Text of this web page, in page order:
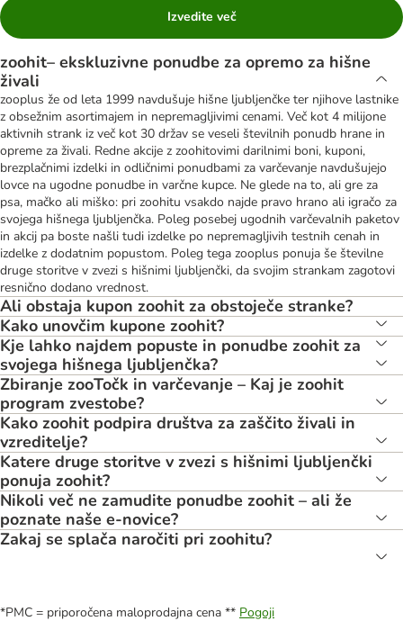
Izvedite več
zoohit– ekskluzivne ponudbe za opremo za hišne
živali
zooplus že od leta 1999 navdušuje hišne ljubljenčke ter njihove lastnike
z obsežnim asortimajem in nepremagljivimi cenami. Več kot 4 milijone
aktivnih strank iz več kot 30 držav se veseli številnih ponudb hrane in
opreme za živali. Redne akcije z zoohitovimi darilnimi boni, kuponi,
brezplačnimi izdelki in odličnimi ponudbami za varčevanje navdušujejo
lovce na ugodne ponudbe in varčne kupce. Ne glede na to, ali gre za
psa, mačko ali miško: pri zoohitu vsakdo najde pravo hrano ali igračo za
svojega hišnega ljubljenčka. Poleg posebej ugodnih varčevalnih paketov
in akcij pa boste našli tudi izdelke po nepremagljivih testnih cenah in
izdelke z dodatnim popustom. Poleg tega zooplus ponuja še številne
druge storitve v zvezi s hišnimi ljubljenčki, da svojim strankam zagotovi
resnično dodano vrednost.
Ali obstaja kupon zoohit za obstoječe stranke?
Kako unovčim kupone zoohit?
Kje lahko najdem popuste in ponudbe zoohit za
svojega hišnega ljubljenčka?
Zbiranje zooTočk in varčevanje – Kaj je zoohit
program zvestobe?
Kako zoohit podpira društva za zaščito živali in
vzreditelje?
Katere druge storitve v zvezi s hišnimi ljubljenčki
ponuja zoohit?
Nikoli več ne zamudite ponudbe zoohit – ali že
poznate naše e-novice?
Zakaj se splača naročiti pri zoohitu?
*PMC = priporočena maloprodajna cena ** Pogoji